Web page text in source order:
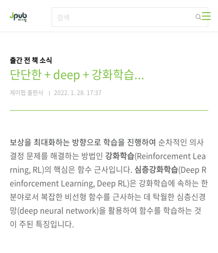
출간 전 책 소식
단단한 + deep + 강화학습...
제이펍 출판사 2022. 1. 28. 17:37
보상을 최대화하는 방향으로 학습을 진행하여 순차적인 의사
결정 문제를 해결하는 방법인 강화학습(Reinforcement Lea
rning, RL)의 핵심은 함수 근사입니다. 심층강화학습(Deep R
einforcement Learning, Deep RL)은 강화학습에 속하는 한
분야로서 복잡한 비선형 함수를 근사하는 데 탁월한 심층신경
망(deep neural network)을 활용하여 함수를 학습하는 것
이 주된 특징입니다.